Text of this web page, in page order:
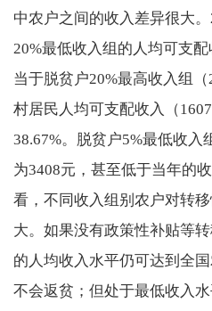
中农户之间的收入差异很大
20%最低收入组的人均可支
当于脱贫户20%最高收入组
村居民人均可支配收入（
38.67%。脱贫户5%最低收入
为3408元，甚至低于当年的
看，不同收入组别农户对转
大。如果没有政策性补贴等
的人均收入水平仍可达到全
不会返贫；但处于最低收入